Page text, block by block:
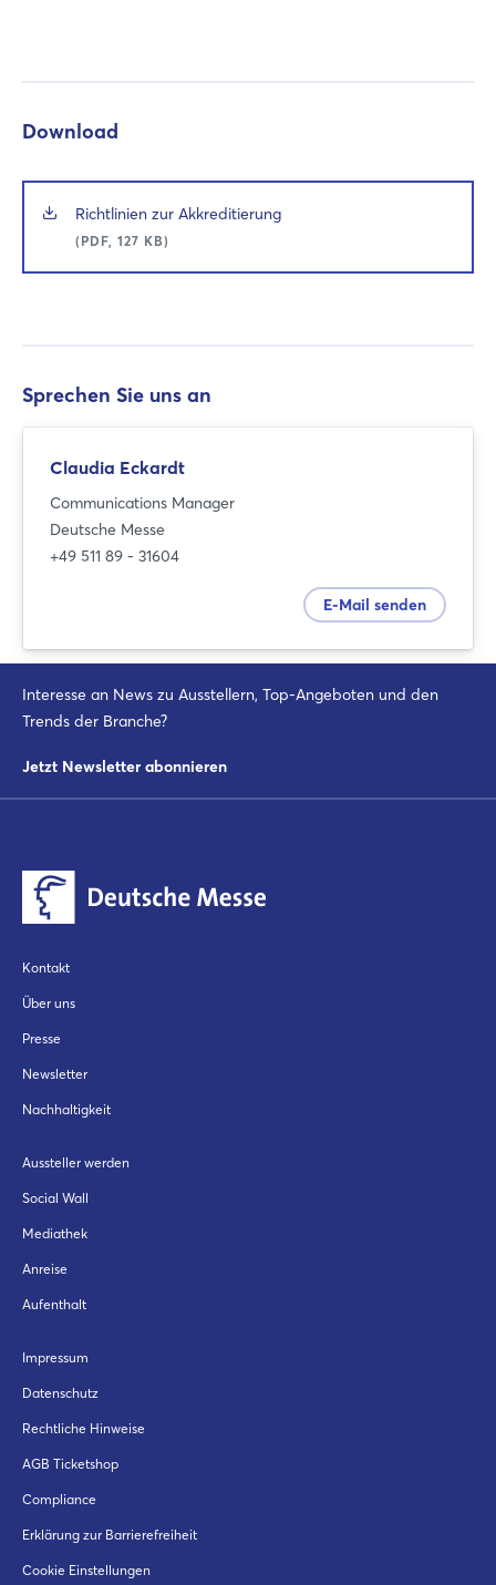
Download
Richtlinien zur Akkreditierung
(PDF, 127 KB)
Sprechen Sie uns an
Claudia Eckardt
Communications Manager
Deutsche Messe
+49 511 89 - 31604
E-Mail senden
Interesse an News zu Ausstellern, Top-Angeboten und den
Trends der Branche?
Jetzt Newsletter abonnieren
Kontakt
Über uns
Presse
Newsletter
Nachhaltigkeit
Aussteller werden
Social Wall
Mediathek
Anreise
Aufenthalt
Impressum
Datenschutz
Rechtliche Hinweise
AGB Ticketshop
Compliance
Erklärung zur Barrierefreiheit
Cookie Einstellungen
Login
Passwort vergessen?
Noch nicht angemeldet?